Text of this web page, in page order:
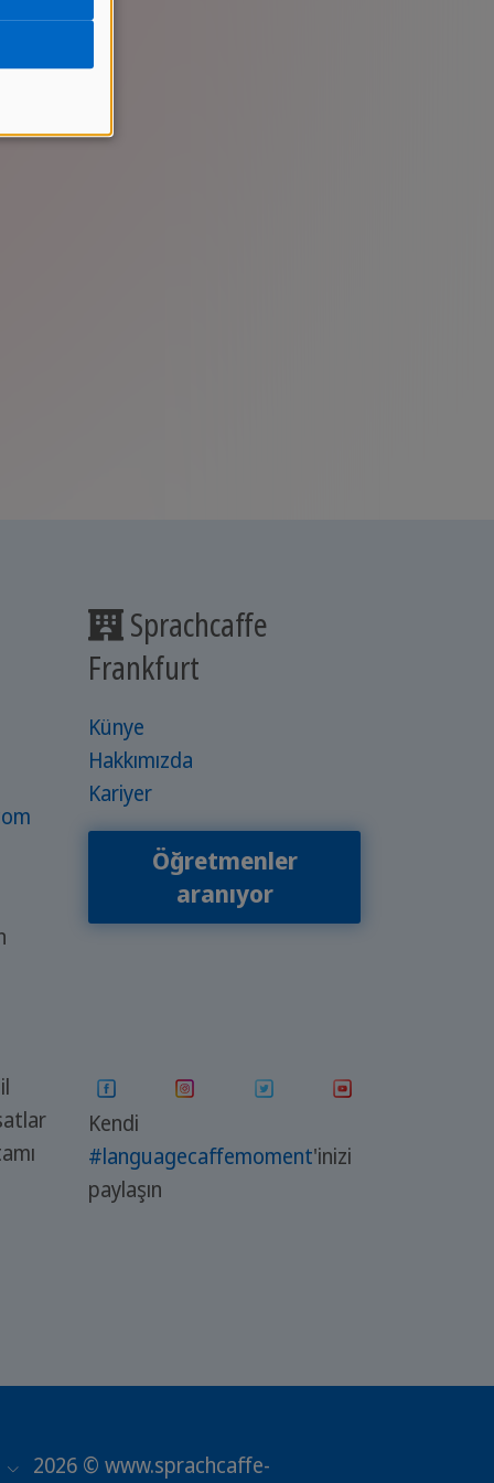
Sprachcaffe
Frankfurt
Künye
Hakkımızda
Kariyer
Öğretmenler
aranıyor
Kendi
#languagecaffemoment'inizi
paylaşın
2026 © www.sprachcaffe-